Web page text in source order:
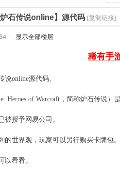
石传说online】源代码 [复制链接]
| 显示全部楼层
稀有手
online源代码。
Heroes of Warcraft，简称炉石传说
被授予网易公司。
的世界观，玩家可以另行购买卡牌包。
以看看。